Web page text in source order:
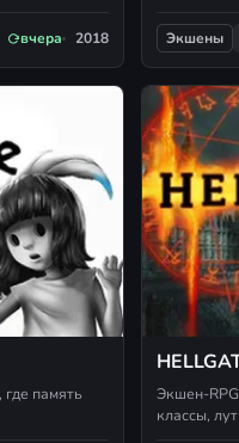
вчера 2018 Экшены
память
Экшен-
классы,